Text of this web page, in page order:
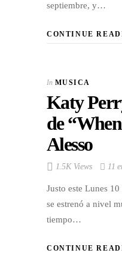
septiembre, y…
CONTINUE
In MUSICA
Katy
de
Alesso
1.5K Views 11
Justo este Lunes
se estrenó a nivel
tiempo…
CONTINUE